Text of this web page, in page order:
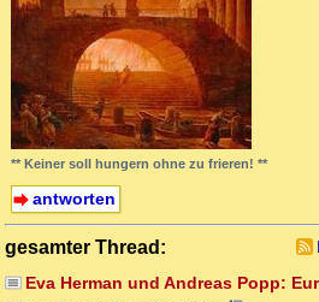
** Keiner soll hungern ohne zu frieren! **
antworten
gesamter Thread:
Eva Herman und Andreas Popp: